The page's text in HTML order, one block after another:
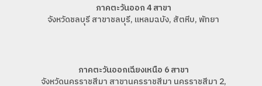
ภาคตะวันออก 4 สาขา
จังหวัดชลบุรี สาขาชลบุรี, แหลมฉบัง, สัตหีบ, พัทยา
ภาคตะวันออกเฉียงเหนือ 6 สาขา
จังหวัดนครราชสีมา สาขานครราชสีมา นครราชสีมา 2,